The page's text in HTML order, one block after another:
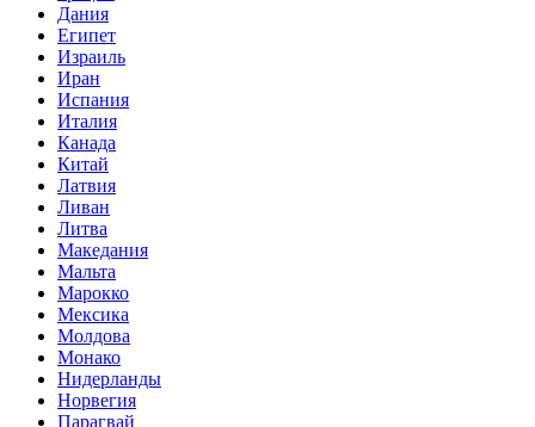
Дания
Египет
Израиль
Иран
Испания
Италия
Канада
Китай
Латвия
Ливан
Литва
Македания
Мальта
Марокко
Мексика
Молдова
Монако
Нидерланды
Норвегия
Парагвай